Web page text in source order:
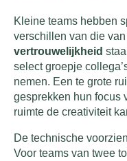
Kleine teams hebben
verschillen van die
vertrouwelijkheid
select groepje
nemen. Een te grote
gesprekken hun focus
ruimte de creativiteit
De technische
Voor teams van twee